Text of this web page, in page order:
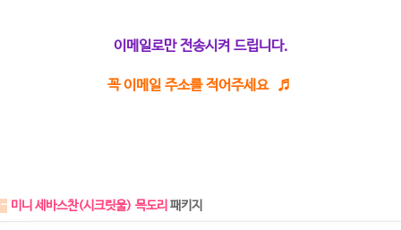
이메일로만 전송시켜 드립니다.
꼭 이메일 주소를 적어주세요 ♬
- 미니 세바스찬(시크릿울) 목도리 패키지